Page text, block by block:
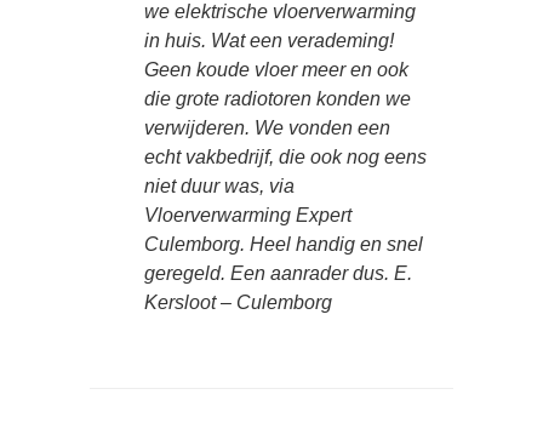
we elektrische vloerverwarming
in huis. Wat een verademing!
Geen koude vloer meer en ook
die grote radiotoren konden we
verwijderen. We vonden een
echt vakbedrijf, die ook nog eens
niet duur was, via
Vloerverwarming Expert
Culemborg. Heel handig en snel
geregeld. Een aanrader dus. E.
Kersloot – Culemborg